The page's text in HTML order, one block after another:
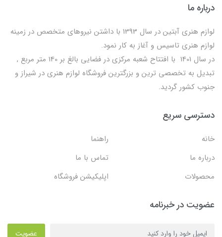
درباره ما
لوازم هنری آبتین در سال 1393 با داشتن نیروهای متخصص در زمینه
لوازم هنری تاسیس و آغاز به کار نمود.
در سال 1401 با افتتاح شعبه مرکزی در فضایی بالغ بر 140 متر مربع ,
تبدیل به تخصصی ترین و بزرگترین فروشگاه لوازم هنری در شیراز و
جنوب کشور گردید.
دسترسی سریع
خانه
راهنما
درباره ما
تماس با ما
محصولات
اپلیکیشن فروشگاه
عضویت در خبرنامه
عضویت